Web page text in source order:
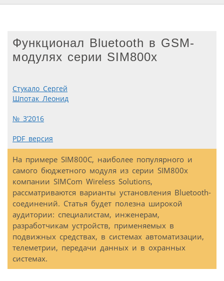
Функционал Bluetooth в GSM-
модулях серии SIM800x
Стукало Сергей
Шпотак Леонид
№ 3’2016
PDF версия
На примере SIM800C, наиболее популярного и
самого бюджетного модуля из серии SIM800x
компании SIMCom Wireless Solutions,
рассматриваются варианты установления Bluetooth-
соединений. Статья будет полезна широкой
аудитории: специалистам, инженерам,
разработчикам устройств, применяемых в
подвижных средствах, в системах автоматизации,
телеметрии, передачи данных и в охранных
системах.